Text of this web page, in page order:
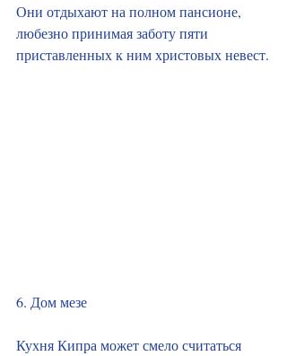
Они отдыхают на полном пансионе,
любезно принимая заботу пяти
приставленных к ним христовых невест.
6. Дом мезе
Кухня Кипра может смело считаться